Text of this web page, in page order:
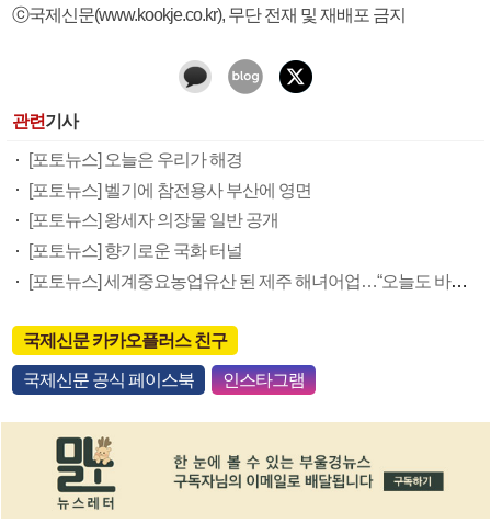
ⓒ국제신문(www.kookje.co.kr), 무단 전재 및 재배포 금지
관련기사
[포토뉴스] 오늘은 우리가 해경
[포토뉴스] 벨기에 참전용사 부산에 영면
[포토뉴스] 왕세자 의장물 일반 공개
[포토뉴스] 향기로운 국화 터널
[포토뉴스] 세계중요농업유산 된 제주 해녀어업…“오늘도 바다로”
국제신문 카카오플러스 친구
국제신문 공식 페이스북 인스타그램